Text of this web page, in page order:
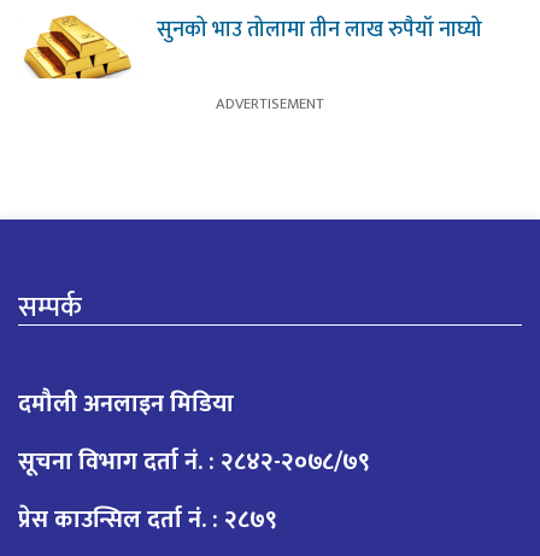
सुनको भाउ तोलामा तीन लाख रुपैयाँ नाघ्यो
सम्पर्क
दमौली अनलाइन मिडिया
सूचना विभाग दर्ता नं. : २८४२-२०७८/७९
प्रेस काउन्सिल दर्ता नं. : २८७९